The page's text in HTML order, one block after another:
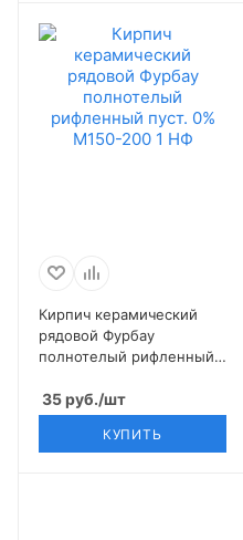
Кирпич керамический
рядовой Фурбау
полнотелый рифленный
35руб./шт
КУПИТЬ